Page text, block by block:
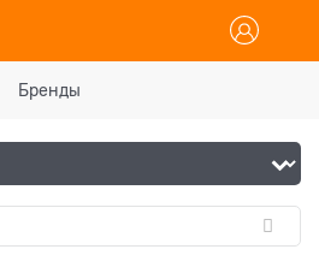
Бренды